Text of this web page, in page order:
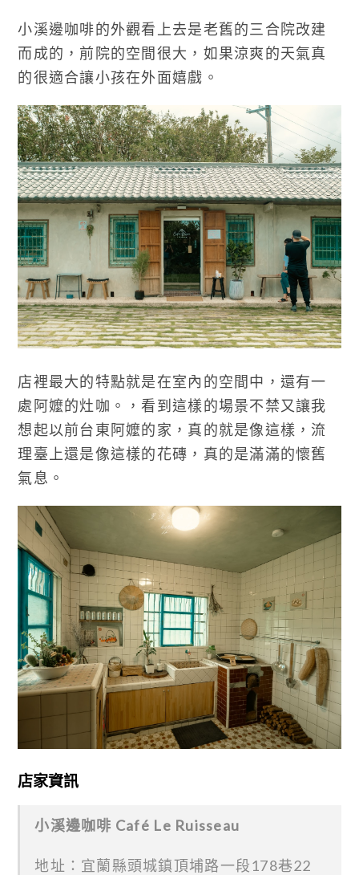
小溪邊咖啡的外觀看上去是老舊的三合院改建
而成的，前院的空間很大，如果涼爽的天氣真
的很適合讓小孩在外面嬉戲。
店裡最大的特點就是在室內的空間中，還有一
處阿嬤的灶咖。，看到這樣的場景不禁又讓我
想起以前台東阿嬤的家，真的就是像這樣，流
理臺上還是像這樣的花磚，真的是滿滿的懷舊
氣息。
店家資訊
小溪邊咖啡 Café Le Ruisseau
地址：宜蘭縣頭城鎮頂埔路一段178巷22